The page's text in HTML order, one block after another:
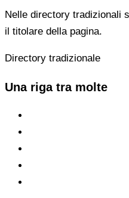
Nelle directory tradizionali
il titolare della pagina.
Directory tradizionale
Una riga tra molte